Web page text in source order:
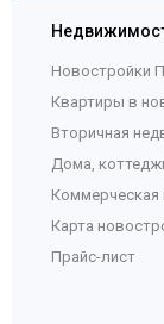
Новостройки
Квартиры в
Вторичная
Дома,
Карта
Прайс-лист